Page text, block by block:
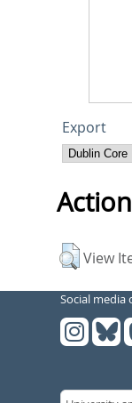
Export
View
Social media